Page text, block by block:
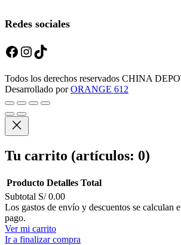
Redes sociales
Facebook Instagram TikTok
Todos los derechos reservados CHINA
Desarrollado porORANGE 612
Tu carrito (artículos: 0)
Productos
del
carrito
Producto Detalles Total
Subtotal S/ 0.00
Los gastos de envío y descuentos se calculan
pago.
Ver mi carrito
Ir a finalizar compra